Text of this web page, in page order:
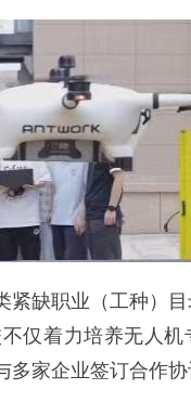
缺职业（工种）
仅着力培养无人
家企业签订合作协